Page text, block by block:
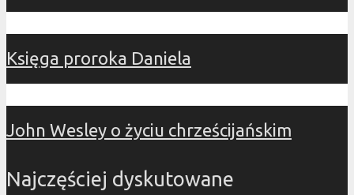
Księga proroka Daniela
John Wesley o życiu chrześcijańskim
Najczęściej dyskutowane